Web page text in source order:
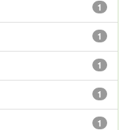
1
1
1
1
1